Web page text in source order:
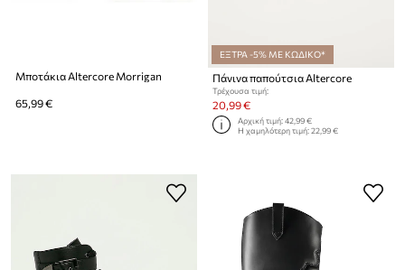
Μποτάκια Altercore Morrigan
65,99 €
ΕΞΤΡΑ -5% ΜΕ ΚΩΔΙΚΟ*
Πάνινα παπούτσια Altercore
Τρέχουσα τιμή:
20,99 €
Αρχική τιμή:42,99 €
Η χαμηλότερη τιμή:22,99 €